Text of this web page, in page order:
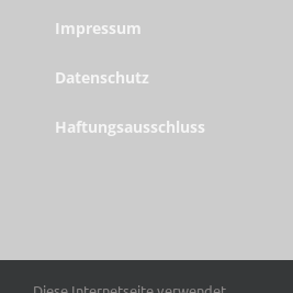
Impressum
Datenschutz
Haftungsausschluss